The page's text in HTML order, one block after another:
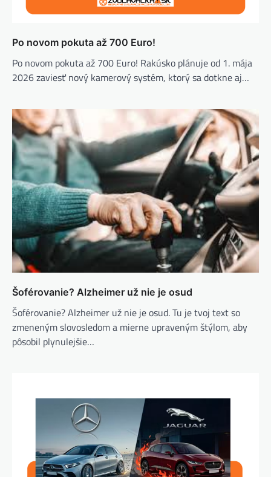
Po novom pokuta až 700 Euro!
Po novom pokuta až 700 Euro! Rakúsko plánuje od 1. mája
2026 zaviesť nový kamerový systém, ktorý sa dotkne aj…
Šoférovanie? Alzheimer už nie je osud
Šoférovanie? Alzheimer už nie je osud. Tu je tvoj text so
zmeneným slovosledom a mierne upraveným štýlom, aby
pôsobil plynulejšie…